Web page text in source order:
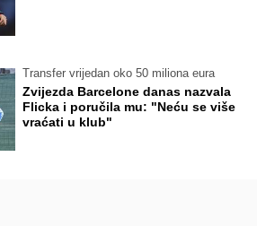
Transfer vrijedan oko 50 miliona eura
Zvijezda Barcelone danas nazvala
Flicka i poručila mu: "Neću se više
vraćati u klub"